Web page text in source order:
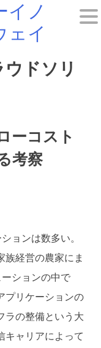
イノ
ェイ
ドソリ
ーコスト
考察
ョンは数多い。
族経営の農家にま
ションの中で
プリケーションの
ラの整備という大
キャリアによって